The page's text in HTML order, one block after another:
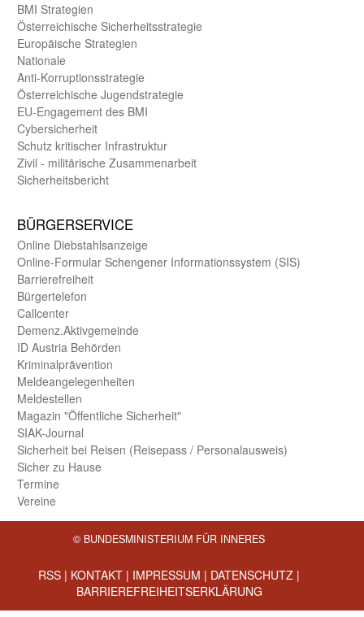
BMI Strategien
Öster­reichische Sicherheits­strategie
Europäische Strategien
Nationale
Anti-Korruptions­strategie
Öster­reichische Jugend­strategie
EU-Engagement des BMI
Cybersicherheit
Schutz kritischer Infra­struktur
Zivil - militärische Zusammen­arbeit
Sicherheits­bericht
BÜRGER­SERVICE
Online Diebstahls­anzeige
Online-Formular Schengener Informationssystem (SIS)
Barriere­freiheit
Bürger­telefon
Call­center
Demenz.Aktiv­gemeinde
ID Austria Behörden
Kriminal­prävention
Melde­an­ge­le­gen­heiten
Meld­estellen
Magazin "Öffentliche Sicherheit"
SIAK-Journal
Sicherheit bei Reisen (Reise­pass / Personal­ausweis)
Sicher zu Hause
Termine
Vereine
© BUNDESMINISTERIUM FÜR INNERES
RSS | KONTAKT | IMPRESSUM | DATENSCHUTZ |
BARRIEREFREIHEITSERKLÄRUNG